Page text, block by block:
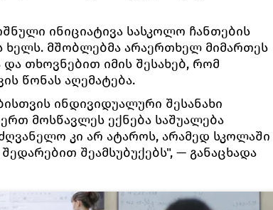
ინიციატივა სასკოლო ჩანთების
ხელს. მშობლებმა არაერთხელ მიმართეს
თხოვნებით იმის შესახებ, რომ
წონას აღემატება.
ინდივიდუალური შესანახი
მოსწავლეს ექნება საშუალება
კი არ ატაროს, არამედ სკოლაში
შეამსუბუქებს", — განაცხადა